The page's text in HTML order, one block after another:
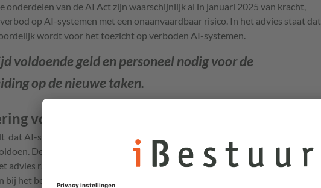
onderdelen van de AI Act zijn waarschijnlijk al in januari 2025 van kracht,
op AI-systemen met een onaanvaardbaar risico. In het advies staat dat
wordt voor het toezicht op verboden AI-systemen.
voldoende geld en personeel nodig voor de
op de nieuwe taken.
voor AI
dat AI-systemen met een hoog risico alleen worden toegelaten als ze aan
De systemen krijgen een CE-markering, net als bijvoorbeeld liften en
advies raden de toezichthouders aan dat het toezicht op AI zoveel mogelijk
bij het bestaande toezicht per sector. Dat betekent dat het CE-keurmerk